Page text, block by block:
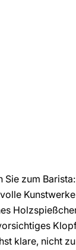
Sie zum
klare, nicht